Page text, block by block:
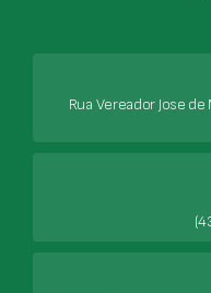
Rua Vereador Jose